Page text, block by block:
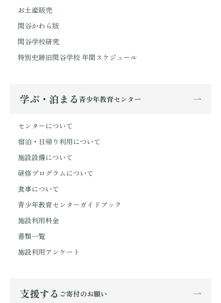
お土産販売
閑谷かわら版
閑谷学校研究
特別史跡旧閑谷学校 年間スケジュール
学ぶ・泊まる 青少年教育センター
センターについて
宿泊・日帰り利用について
施設設備について
研修プログラムについて
食事について
青少年教育センターガイドブック
施設利用料金
書類一覧
施設利用アンケート
支援する ご寄付のお願い